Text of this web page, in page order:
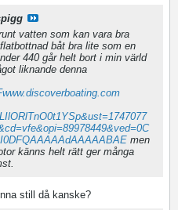
vatten som kan vara bra
båt bra lite som en
440 går helt bort i min värld
liknande denna
men
känns helt rätt ger många
still då kanske?